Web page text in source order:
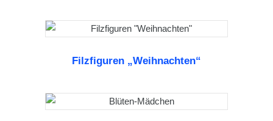
WEITERLESEN
Filzfiguren „Weihnachten“